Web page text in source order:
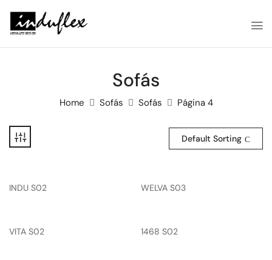
Sofás
Home Sofás Sofás Página 4
Default Sorting
INDU S02 WELVA S03
VITA S02 1468 S02